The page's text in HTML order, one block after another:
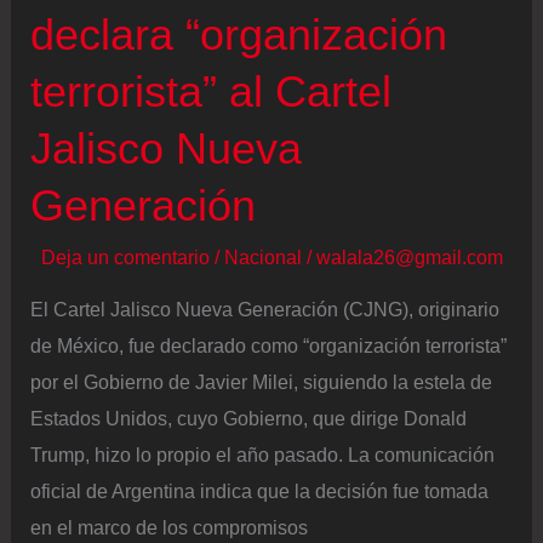
otras
8
declara “organización
terrorista” al Cartel
Jalisco Nueva
Generación
Deja un comentario / Nacional /walala26@gmail.com
El Cartel Jalisco Nueva Generación (CJNG), originario
de México, fue declarado como “organización terrorista”
por el Gobierno de Javier Milei, siguiendo la estela de
Estados Unidos, cuyo Gobierno, que dirige Donald
Trump, hizo lo propio el año pasado. La comunicación
oficial de Argentina indica que la decisión fue tomada
en el marco de los compromisos